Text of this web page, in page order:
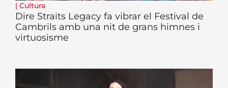
| Cultura
Dire Straits Legacy fa vibrar el Festival de
Cambrils amb una nit de grans himnes i
virtuosisme